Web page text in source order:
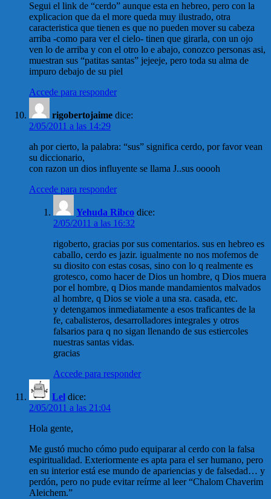
Segui el link de “cerdo” aunque esta en hebreo, pero con la
explicacion que da el more queda muy ilustrado, otra
caracteristica que tienen es que no pueden mover su cabeza
arriba -como para ver el cielo- tinen que girarla, con un ojo
ven lo de arriba y con el otro lo e abajo, conozco personas asi,
muestran sus “patitas santas” jejeeje, pero toda su alma de
impuro debajo de su piel
Accede para responder
rigobertojaime dice:
2/05/2011 a las 14:29
ah por cierto, la palabra: “sus” significa cerdo, por favor vean
su diccionario,
con razon un dios influyente se llama J..sus ooooh
Accede para responder
Yehuda Ribco dice:
2/05/2011 a las 16:32
rigoberto, gracias por sus comentarios. sus en hebreo es
caballo, cerdo es jazir. igualmente no nos mofemos de
su diosito con estas cosas, sino con lo q realmente es
grotesco, como hacer de Dios un hombre, q Dios muera
por el hombre, q Dios mande mandamientos malvados
al hombre, q Dios se viole a una sra. casada, etc.
y detengamos inmediatamente a esos traficantes de la
fe, cabalisteros, desarrolladores integrales y otros
falsarios para q no sigan llenando de sus estiercoles
nuestras santas vidas.
gracias
Accede para responder
Lel dice:
2/05/2011 a las 21:04
Hola gente,
Me gustó mucho cómo pudo equiparar al cerdo con la falsa
espiritualidad. Exteriormente es apta para el ser humano, pero
en su interior está ese mundo de apariencias y de falsedad… y
perdón, pero no pude evitar reírme al leer “Chalom Chaverim
Aleichem.”